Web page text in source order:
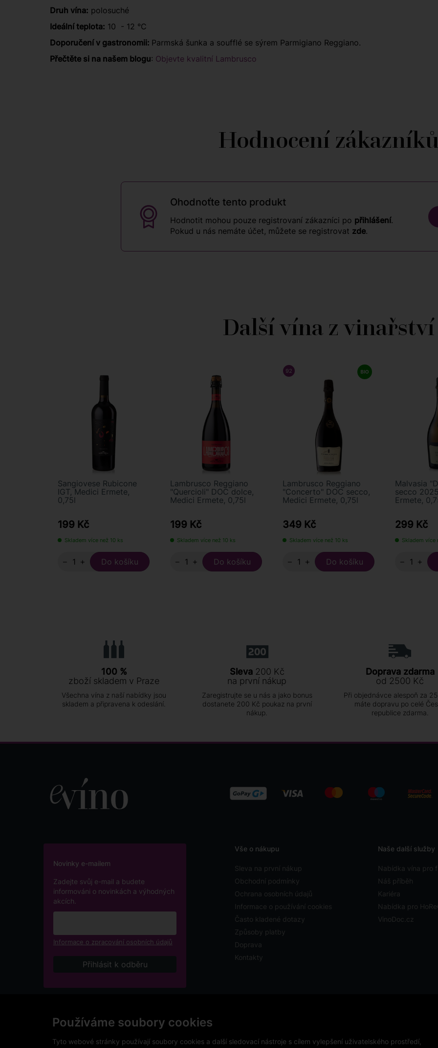
Používáme soubory cookies
Tyto webové stránky používají soubory cookies a další sledovací nástroje s cílem vylepšení uživatelského prostředí,
Druh vína: polosuché
Ideální teplota: 10 - 12 °C
Doporučení v gastronomii: Parmská šunka a soufflé se sýrem Parmigiano Reggiano.
Přečtěte si na našem blogu: Objevte kvalitní Lambrusco
Hodnocení
Ohodnoťte tento produkt
Hodnotit mohou pouze registrovaní zákazníci po přihlášení.
Pokud u nás nemáte účet, můžete se registrovat zde.
Další vína z vinařství
Sangiovese Rubicone
IGT, Medici Ermete,
0,75l
199 Kč
Skladem více než 10 ks
− +
Lambrusco Reggiano
"Quercioli" DOC dolce,
Medici Ermete, 0,75l
199 Kč
Skladem více než 10 ks
− +
92 RAFFAELE VECCHIONE
Lambrusco Reggiano
"Concerto" DOC secco,
Medici Ermete, 0,75l
349 Kč
Skladem více než 10 ks
− +
Malvasia
secco
Ermete,
299 Kč
Skladem více
− +
100 %
zboží skladem v Praze
Všechna vína z naší nabídky jsou
skladem a připravena k odeslání.
Sleva200 Kč
na první nákup
Zaregistrujte se u nás a jako bonus
dostanete 200 Kč poukaz na první
nákup.
Doprava zdarma
od 2500 Kč
Při objednávce alespoň za
máte dopravu po celé
republice zdarma.
Vše o nákupu
Sleva na první nákup
Obchodní podmínky
Ochrana osobních údajů
Informace o používání cookies
Často kladené dotazy
Způsoby platby
Doprava
Kontakty
Naše další služby
Nabídka vína pro
Náš příběh
Kariéra
Nabídka pro
VinoDoc.cz
Novinky e-mailem
Zadejte svůj e-mail a budete
informováni o novinkách a výhodných
akcích.
Informace o zpracování osobních údajů
přijatou tržbu u správce daně online, v případě technického výpadku pak nejpozději do 48 hodin.
V e-shopu eVíno.cz platí zákaz prodeje alkoholických nápojů osobám mladším 18 let.